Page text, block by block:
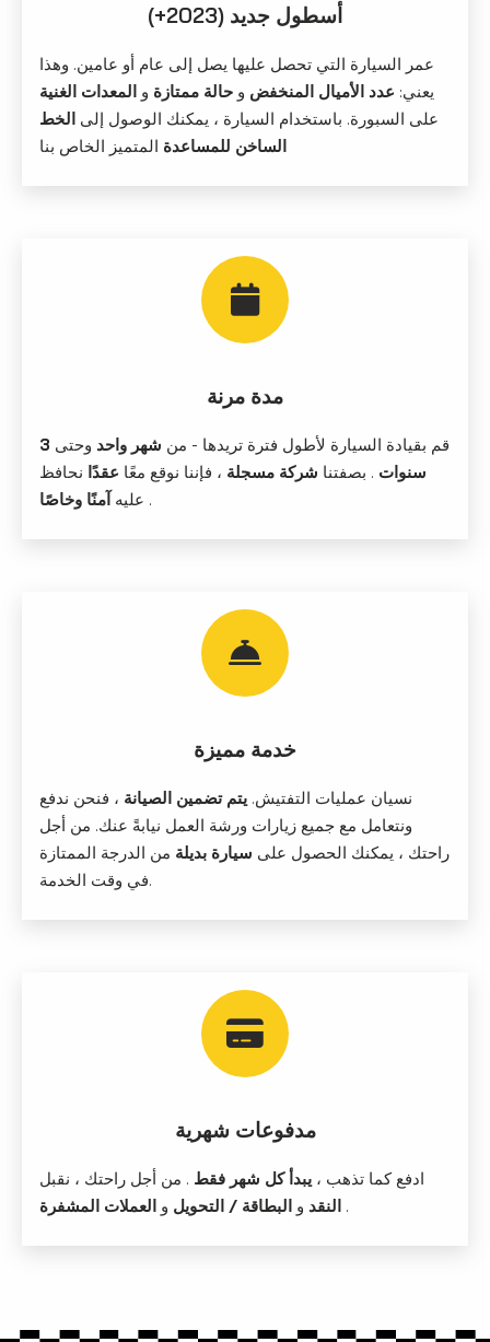
أسطول جديد (2023+)
عمر السيارة التي تحصل عليها يصل إلى عام أو عامين. وهذا
يعني: عدد الأميال المنخفض و حالة ممتازة و المعدات الغنية
على السبورة. باستخدام السيارة ، يمكنك الوصول إلى الخط
الساخن للمساعدة المتميز الخاص بنا
مدة مرنة
قم بقيادة السيارة لأطول فترة تريدها - من شهر واحد وحتى 3
سنوات . بصفتنا شركة مسجلة ، فإننا نوقع معًا عقدًا نحافظ
عليه .
خدمة مميزة
نسيان عمليات التفتيش. يتم تضمين الصيانة ، فنحن ندفع
ونتعامل مع جميع زيارات ورشة العمل نيابةً عنك. من أجل
راحتك ، يمكنك الحصول على سيارة بديلة من الدرجة الممتازة
في وقت الخدمة.
مدفوعات شهرية
ادفع كما تذهب ، يبدأ كل شهر فقط . من أجل راحتك ، نقبل
النقد و البطاقة / التحويل و .